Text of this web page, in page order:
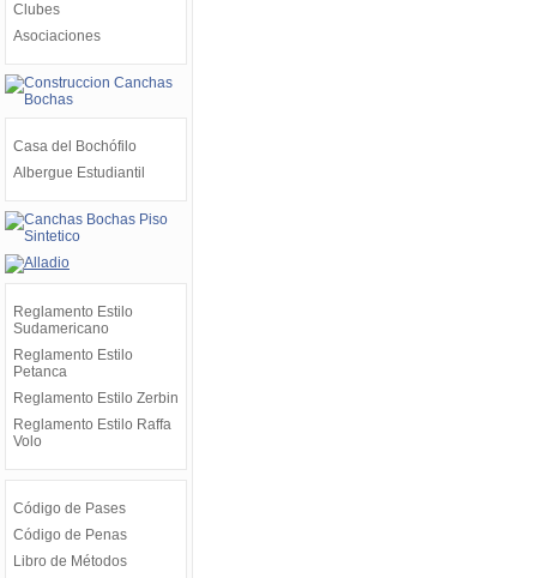
Clubes
Asociaciones
Casa del Bochófilo
Albergue Estudiantil
Reglamento Estilo
Sudamericano
Reglamento Estilo
Petanca
Reglamento Estilo Zerbin
Reglamento Estilo Raffa
Volo
Código de Pases
Código de Penas
Libro de Métodos